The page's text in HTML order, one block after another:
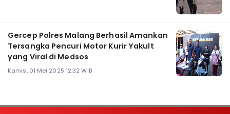
Gercep Polres Malang Berhasil Amankan
Tersangka Pencuri Motor Kurir Yakult
yang Viral di Medsos
Kamis, 01 Mei 2025 12:32 WIB